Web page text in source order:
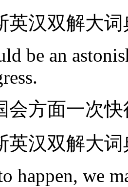
英汉双解大
be an
.
会方面一次快
英汉双解大
happen, we